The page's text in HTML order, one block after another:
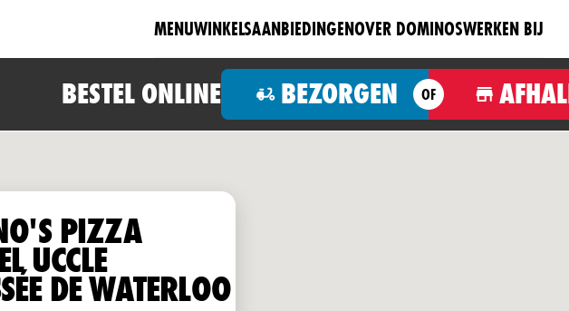
MENUWINKELSAANBIEDINGENOVER DOMINOSWERKEN BIJ
BESTEL ONLINE BEZORGEN OF
PIZZA
UCCLE
DE WATERLOO